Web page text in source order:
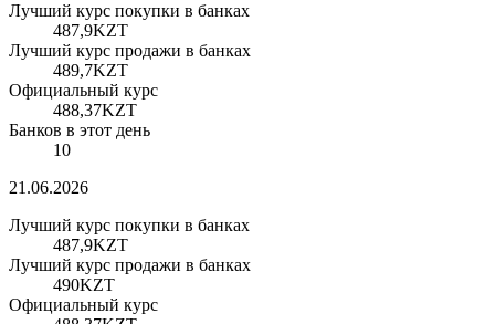
Лучший курс покупки в банках
487,9KZT
Лучший курс продажи в банках
489,7KZT
Официальный курс
488,37KZT
Банков в этот день
10
21.06.2026
Лучший курс покупки в банках
487,9KZT
Лучший курс продажи в банках
490KZT
Официальный курс